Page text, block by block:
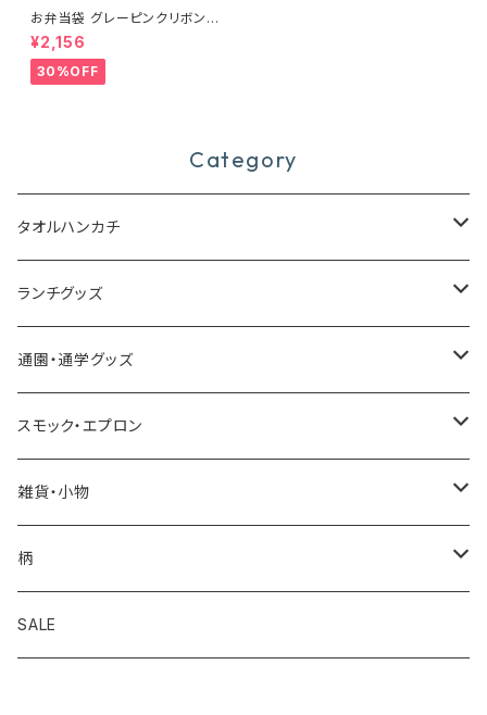
お弁当袋 グレーピンクリボン
（15502）
¥2,156
30%OFF
Category
タオルハンカチ
今治タオルハンカチ
今治ミニタオルハンカチ
合わせミニタオルハンカチ
ランチグッズ
お弁当箱
カトラリーセット
耐熱コップ
歯ブラシ
セット
通園・通学グッズ
レッスンバッグ
シューズ袋
お着替え袋
お弁当袋
スモック・エプロン
スモック
エプロン・三角巾
雑貨・小物
移動ポケット
コインケース
柄
アップル
SALE